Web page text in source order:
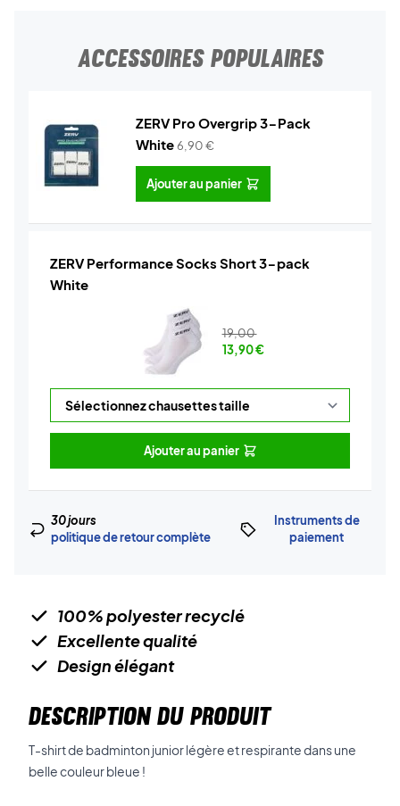
ACCESSOIRES POPULAIRES
ZERV Pro Overgrip 3-Pack
White6,90€
Ajouter au panier
ZERV Performance Socks Short 3-pack
White
19,00
13,90€
Ajouter au panier
30 jours
politique de retour complète
Instruments de
paiement
100% polyester recyclé
Excellente qualité
Design élégant
DESCRIPTION DU PRODUIT
T-shirt de badminton junior légère et respirante dans une
belle couleur bleue !